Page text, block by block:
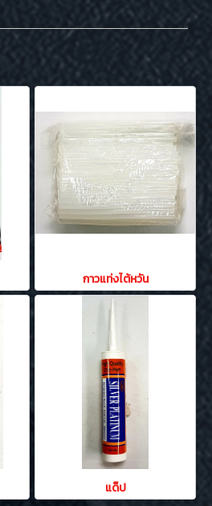
กาวแท่งไต้หวัน
แด็ป